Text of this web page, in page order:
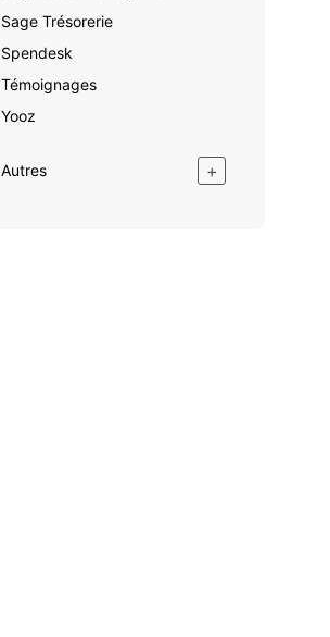
Sage Trésorerie
Spendesk
Témoignages
Yooz
Autres +